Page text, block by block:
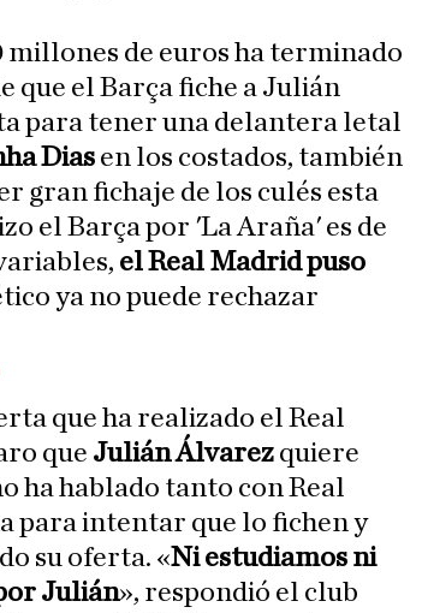
millones de euros ha terminado
que el Barça fiche a Julián
para tener una delantera letal
Dias en los costados, también
gran fichaje de los culés esta
el Barça por 'La Araña' es de
el Real Madrid puso
ya no puede rechazar
que ha realizado el Real
que Julián Álvarez quiere
ha hablado tanto con Real
para intentar que lo fichen y
su oferta. «Ni estudiamos ni
Julián», respondió el club